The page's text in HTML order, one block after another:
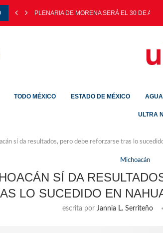
PLENARIA DE MORENA SERÁ EL 30 DE
TODO MÉXICO ESTADO DE MÉXICO
ULTRA
sí da resultados, pero debe reforzarse tras lo
Michoacán
SÍ DA
LO SUCEDIDO EN
escrita por Jannia L. Serriteño